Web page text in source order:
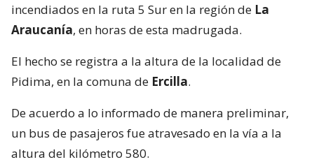
incendiados en la ruta 5 Sur en la región de La
Araucanía, en horas de esta madrugada.
El hecho se registra a la altura de la localidad de
Pidima, en la comuna de Ercilla.
De acuerdo a lo informado de manera preliminar,
un bus de pasajeros fue atravesado en la vía a la
altura del kilómetro 580.